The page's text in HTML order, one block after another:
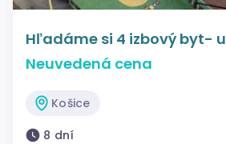
Hľadáme si 4 izbový byt-
Neuvedená cena
Košice
8 dní